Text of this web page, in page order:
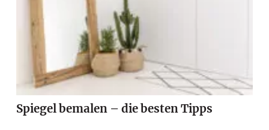
Spiegel bemalen – die besten Tipps